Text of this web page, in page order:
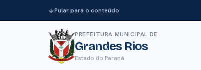
Pular para o conteúdo
PREFEITURA MUNICIPAL DE
Grandes Rios
Estado do Paraná